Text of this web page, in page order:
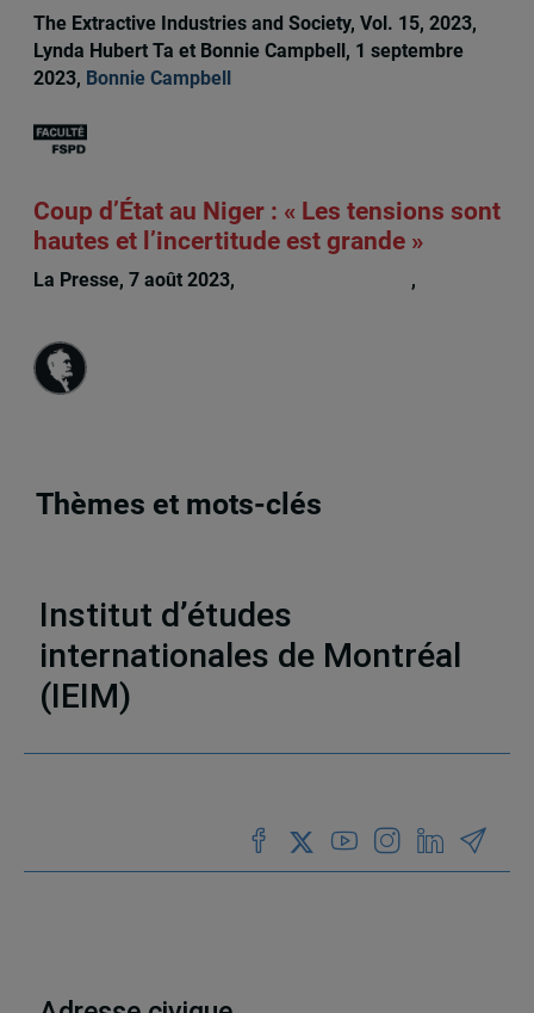
The Extractive Industries and Society, Vol. 15, 2023,
Lynda Hubert Ta et Bonnie Campbell, 1 septembre
2023, Bonnie Campbell
Coup d’État au Niger : « Les tensions sont
hautes et l’incertitude est grande »
La Presse, 7 août 2023, ,
Thèmes et mots-clés
Institut d’études
internationales de Montréal
(IEIM)